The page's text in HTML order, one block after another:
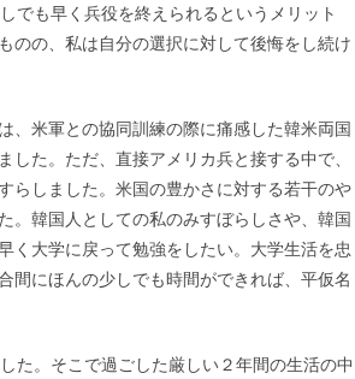
でも早く兵役を終えられるというメリット
のの、私は自分の選択に対して後悔をし続け
、米軍との協同訓練の際に痛感した韓米両国
た。ただ、直接アメリカ兵と接する中で、
らしました。米国の豊かさに対する若干のや
。韓国人としての私のみすぼらしさや、韓国
く大学に戻って勉強をしたい。大学生活を忠
間にほんの少しでも時間ができれば、平仮名
た。そこで過ごした厳しい２年間の生活の中